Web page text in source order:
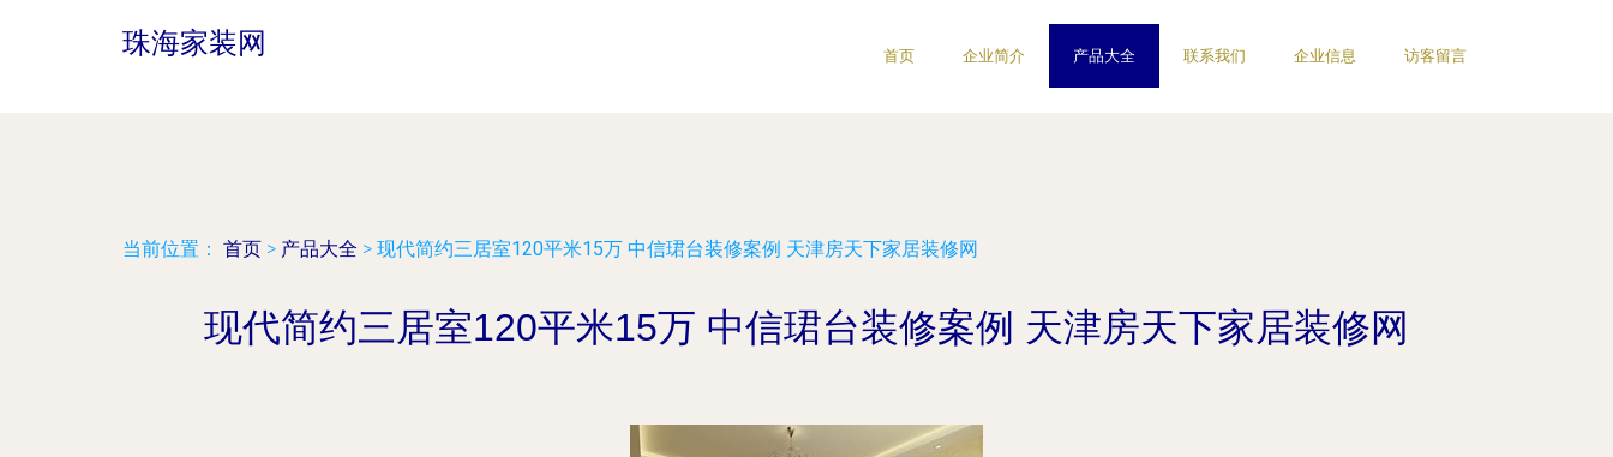
珠海家装网 首页 企业简介 产品大全 联系我们 企业信息 访客留言
当前位置： 首页 > 产品大全 > 现代简约三居室120平米15万 中信珺台装修案例 天津房天下家居装修网
现代简约三居室120平米15万 中信珺台装修案例 天津房天下家居装修网